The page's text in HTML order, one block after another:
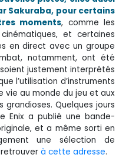
Sakuraba, pour certains
moments, comme les
et certaines
en direct avec un groupe
notamment, ont été
justement interprétés
l’utilisation d’instruments
vie au monde du jeu et aux
Quelques jours
Enix a publié une bande-
et a même sorti en
une sélection de
retrouver à cette adresse.